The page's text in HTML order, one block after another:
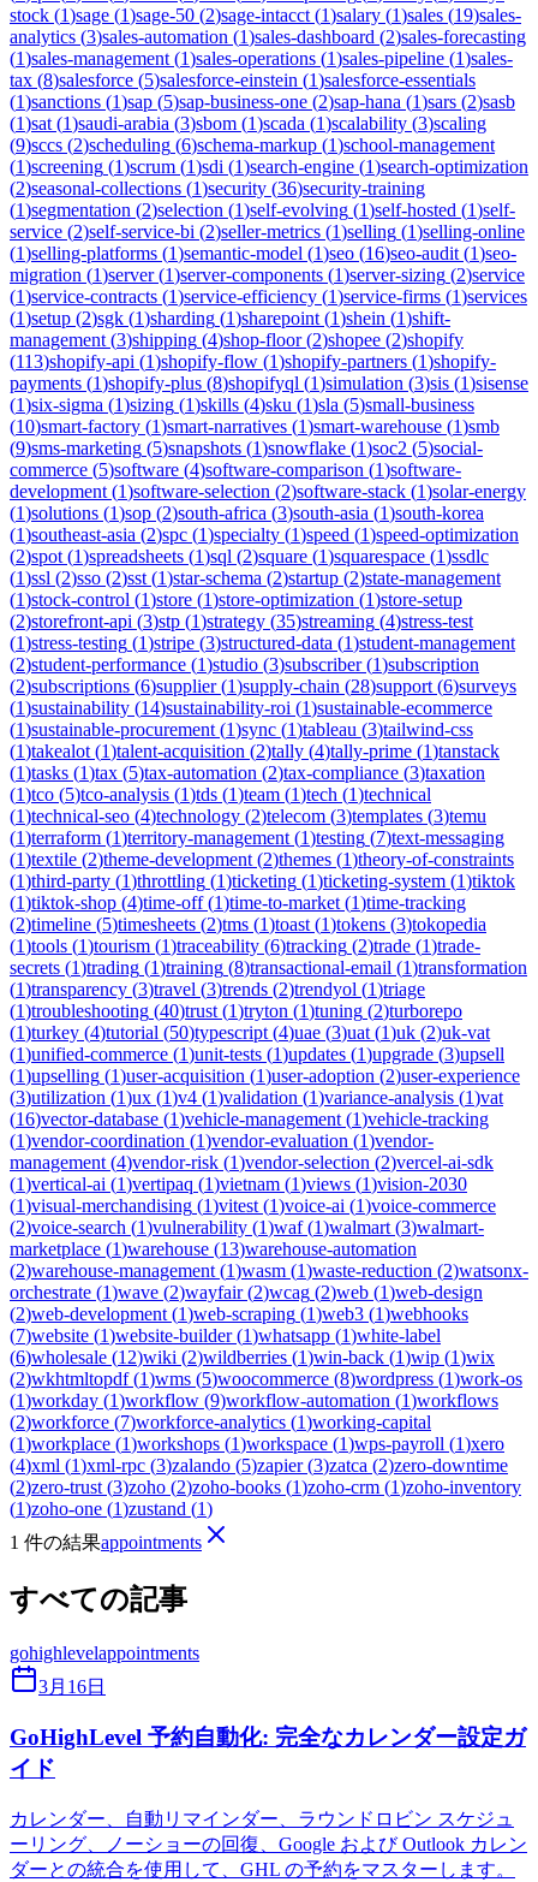
stock (1)sage (1)sage-50 (2)sage-intacct (1)salary (1)sales (19)sales-
analytics (3)sales-automation (1)sales-dashboard (2)sales-forecasting
(1)sales-management (1)sales-operations (1)sales-pipeline (1)sales-
tax (8)salesforce (5)salesforce-einstein (1)salesforce-essentials
(1)sanctions (1)sap (5)sap-business-one (2)sap-hana (1)sars (2)sasb
(1)sat (1)saudi-arabia (3)sbom (1)scada (1)scalability (3)scaling
(9)sccs (2)scheduling (6)schema-markup (1)school-management
(1)screening (1)scrum (1)sdi (1)search-engine (1)search-optimization
(2)seasonal-collections (1)security (36)security-training
(1)segmentation (2)selection (1)self-evolving (1)self-hosted (1)self-
service (2)self-service-bi (2)seller-metrics (1)selling (1)selling-online
(1)selling-platforms (1)semantic-model (1)seo (16)seo-audit (1)seo-
migration (1)server(1)server-components (1)server-sizing (2)service
(1)service-contracts (1)service-efficiency (1)service-firms (1)services
(1)setup (2)sgk (1)sharding (1)sharepoint (1)shein (1)shift-
management (3)shipping (4)shop-floor(2)shopee (2)shopify
(113)shopify-api (1)shopify-flow (1)shopify-partners (1)shopify-
payments (1)shopify-plus (8)shopifyql (1)simulation (3)sis (1)sisense
(1)six-sigma (1)sizing (1)skills (4)sku (1)sla (5)small-business
(10)smart-factory (1)smart-narratives (1)smart-warehouse (1)smb
(9)sms-marketing (5)snapshots (1)snowflake (1)soc2 (5)social-
commerce (5)software (4)software-comparison (1)software-
development (1)software-selection (2)software-stack (1)solar-energy
(1)solutions (1)sop (2)south-africa (3)south-asia (1)south-korea
(1)southeast-asia (2)spc (1)specialty (1)speed (1)speed-optimization
(2)spot (1)spreadsheets (1)sql (2)square (1)squarespace (1)ssdlc
(1)ssl (2)sso (2)sst (1)star-schema (2)startup (2)state-management
(1)stock-control (1)store (1)store-optimization (1)store-setup
(2)storefront-api (3)stp (1)strategy (35)streaming (4)stress-test
(1)stress-testing (1)stripe (3)structured-data (1)student-management
(2)student-performance (1)studio (3)subscriber(1)subscription
(2)subscriptions (6)supplier(1)supply-chain (28)support (6)surveys
(1)sustainability (14)sustainability-roi (1)sustainable-ecommerce
(1)sustainable-procurement (1)sync (1)tableau (3)tailwind-css
(1)takealot (1)talent-acquisition (2)tally (4)tally-prime (1)tanstack
(1)tasks (1)tax (5)tax-automation (2)tax-compliance (3)taxation
(1)tco (5)tco-analysis (1)tds (1)team (1)tech (1)technical
(1)technical-seo (4)technology (2)telecom (3)templates (3)temu
(1)terraform (1)territory-management (1)testing (7)text-messaging
(1)textile (2)theme-development (2)themes (1)theory-of-constraints
(1)third-party (1)throttling (1)ticketing (1)ticketing-system (1)tiktok
(1)tiktok-shop (4)time-off(1)time-to-market (1)time-tracking
(2)timeline (5)timesheets (2)tms (1)toast (1)tokens (3)tokopedia
(1)tools (1)tourism (1)traceability (6)tracking (2)trade (1)trade-
secrets (1)trading (1)training (8)transactional-email (1)transformation
(1)transparency (3)travel (3)trends (2)trendyol (1)triage
(1)troubleshooting (40)trust (1)tryton (1)tuning (2)turborepo
(1)turkey (4)tutorial (50)typescript (4)uae (3)uat (1)uk (2)uk-vat
(1)unified-commerce (1)unit-tests (1)updates (1)upgrade (3)upsell
(1)upselling (1)user-acquisition (1)user-adoption (2)user-experience
(3)utilization (1)ux (1)v4 (1)validation (1)variance-analysis (1)vat
(16)vector-database (1)vehicle-management (1)vehicle-tracking
(1)vendor-coordination (1)vendor-evaluation (1)vendor-
management (4)vendor-risk (1)vendor-selection (2)vercel-ai-sdk
(1)vertical-ai (1)vertipaq (1)vietnam (1)views (1)vision-2030
(1)visual-merchandising (1)vitest (1)voice-ai (1)voice-commerce
(2)voice-search (1)vulnerability (1)waf(1)walmart (3)walmart-
marketplace (1)warehouse (13)warehouse-automation
(2)warehouse-management (1)wasm (1)waste-reduction (2)watsonx-
orchestrate (1)wave (2)wayfair(2)wcag (2)web (1)web-design
(2)web-development (1)web-scraping (1)web3 (1)webhooks
(7)website (1)website-builder(1)whatsapp (1)white-label
(6)wholesale (12)wiki (2)wildberries (1)win-back (1)wip (1)wix
(2)wkhtmltopdf(1)wms (5)woocommerce (8)wordpress (1)work-os
(1)workday (1)workflow (9)workflow-automation (1)workflows
(2)workforce (7)workforce-analytics (1)working-capital
(1)workplace (1)workshops (1)workspace (1)wps-payroll (1)xero
(4)xml (1)xml-rpc (3)zalando (5)zapier(3)zatca (2)zero-downtime
(2)zero-trust (3)zoho (2)zoho-books (1)zoho-crm (1)zoho-inventory
(1)zoho-one (1)zustand (1)
1 件の結果appointments
すべての記事
gohighlevelappointments
3月16日
GoHighLevel 予約自動化: 完全なカレンダー設定ガ
イド
カレンダー、自動リマインダー、ラウンドロビン スケジュ
ーリング、ノーショーの回復、Google および Outlook カレン
ダーとの統合を使用して、GHL の予約をマスターします。